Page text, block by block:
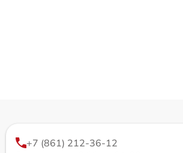
+7 (861) 212-36-12